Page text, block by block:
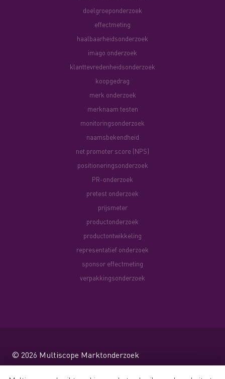
doelgroeponderzoek
effectmeting
haalbaarheidsonderzoek
imago onderzoek
klanttevredenheidsonderzoek
koopgedrag
merk onderzoek
merknaam testen
monitoringsonderzoek
naamsbekendheid
net promoter score (NPS)
positioneringsonderzoek
PR-onderzoek
pretest onderzoek
prijsmeter
productonderzoek
productontwikkeling
representatief onderzoek
sponsor effectmeting
verpakkingsonderzoek
© 2026 Multiscope Marktonderzoek
Website by Shareforce